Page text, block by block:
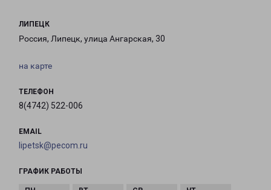
ЛИПЕЦК
Россия, Липецк, улица Ангарская, 30
на карте
ТЕЛЕФОН
8(4742) 522-006
EMAIL
lipetsk@pecom.ru
ГРАФИК РАБОТЫ